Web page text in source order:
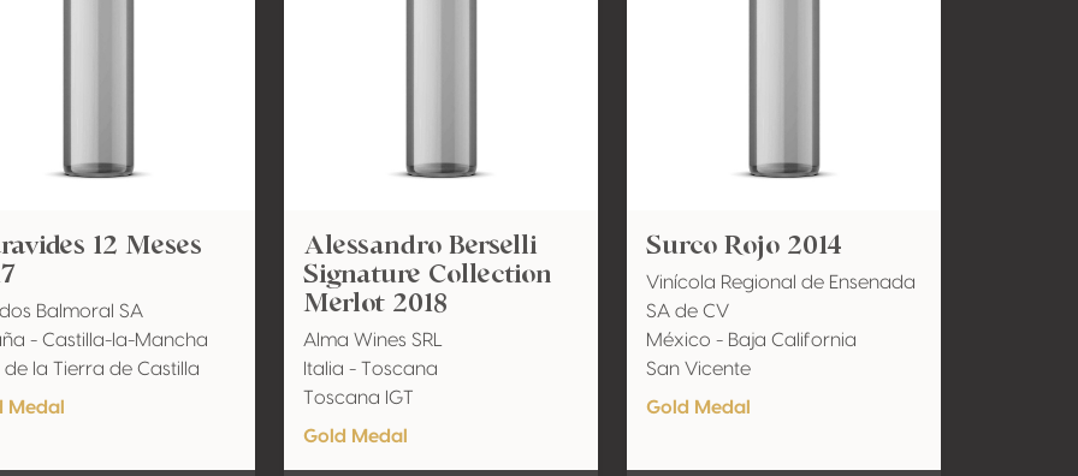
12 Meses
Balmoral SA
- Castilla-la-Mancha
de la Tierra de Castilla
Medal
Alessandro Berselli
Signature Collection
Merlot 2018
Alma Wines SRL
Italia - Toscana
Toscana IGT
Gold Medal
Surco Rojo 2014
Vinícola Regional de Ensenada
SA de CV
México - Baja California
San Vicente
Gold Medal